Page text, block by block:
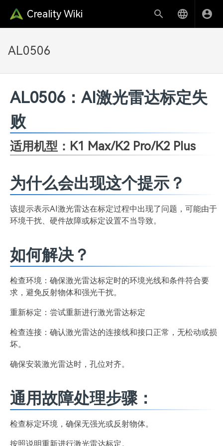
Creality Wiki
AL0506
AL0506：AI激光雷达标定失
败
适用机型： K1 Max/K2 Pro/K2 Plus
为什么会出现这个提示？
该提示表示AI激光雷达在标定过程中出现了问题，可能由于
环境干扰、硬件故障或标定设置不当导致。
如何解决？
检查环境：确保激光雷达标定时的环境光线和条件符合要
求，避免反射物体和强光干扰。
重新标定：尝试重新进行激光雷达标定
检查连接：确认激光雷达的连接线和接口正常，无松动或损
坏。
确保安装激光雷达时，孔位对齐。
通用故障处理步骤：
检查标定环境，确保无强光或反射物体。
按照说明重新进行激光雷达标定。